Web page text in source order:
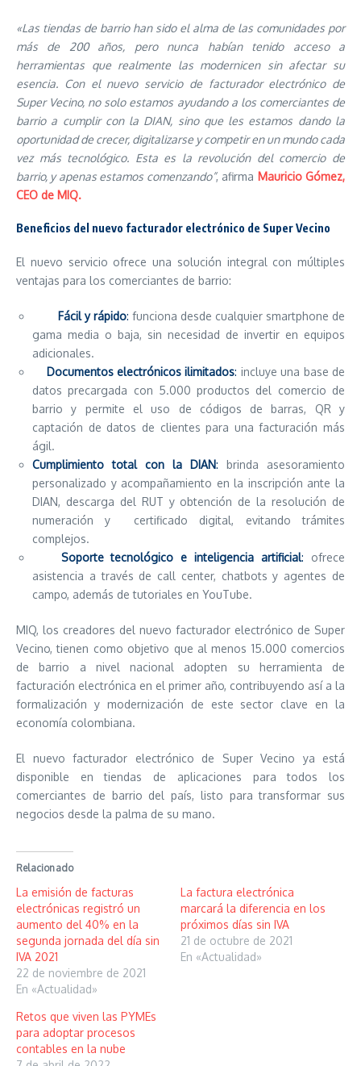
«Las tiendas de barrio han sido el alma de las comunidades por
más de 200 años, pero nunca habían tenido acceso a
herramientas que realmente las modernicen sin afectar su
esencia. Con el nuevo servicio de facturador electrónico de
Super Vecino, no solo estamos ayudando a los comerciantes de
barrio a cumplir con la DIAN, sino que les estamos dando la
oportunidad de crecer, digitalizarse y competir en un mundo cada
vez más tecnológico. Esta es la revolución del comercio de
barrio, y apenas estamos comenzando”, afirma Mauricio Gómez,
CEO de MIQ.
Beneficios del nuevo facturador electrónico de Super Vecino
El nuevo servicio ofrece una solución integral con múltiples
ventajas para los comerciantes de barrio:
Fácil y rápido: funciona desde cualquier smartphone de
gama media o baja, sin necesidad de invertir en equipos
adicionales.
Documentos electrónicos ilimitados: incluye una base de
datos precargada con 5.000 productos del comercio de
barrio y permite el uso de códigos de barras, QR y
captación de datos de clientes para una facturación más
ágil.
Cumplimiento total con la DIAN: brinda asesoramiento
personalizado y acompañamiento en la inscripción ante la
DIAN, descarga del RUT y obtención de la resolución de
numeración y certificado digital, evitando trámites
complejos.
Soporte tecnológico e inteligencia artificial: ofrece
asistencia a través de call center, chatbots y agentes de
campo, además de tutoriales en YouTube.
MIQ, los creadores del nuevo facturador electrónico de Super
Vecino, tienen como objetivo que al menos 15.000 comercios
de barrio a nivel nacional adopten su herramienta de
facturación electrónica en el primer año, contribuyendo así a la
formalización y modernización de este sector clave en la
economía colombiana.
El nuevo facturador electrónico de Super Vecino ya está
disponible en tiendas de aplicaciones para todos los
comerciantes de barrio del país, listo para transformar sus
negocios desde la palma de su mano.
Relacionado
La emisión de facturas
electrónicas registró un
aumento del 40% en la
segunda jornada del día sin
IVA 2021
22 de noviembre de 2021
En «Actualidad»
La factura electrónica
marcará la diferencia en los
próximos días sin IVA
21 de octubre de 2021
En «Actualidad»
Retos que viven las PYMEs
para adoptar procesos
contables en la nube